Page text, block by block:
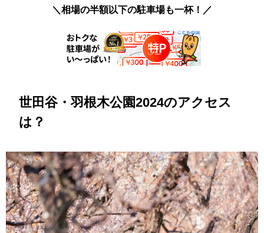
＼相場の半額以下の駐車場も一杯！／
世田谷・羽根木公園2024のアクセス
は？